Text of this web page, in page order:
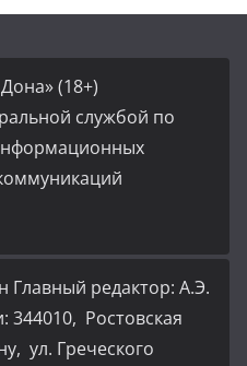
(18+)
службой по
Главный редактор: А.Э.
344010, Ростовская
ул. Греческого